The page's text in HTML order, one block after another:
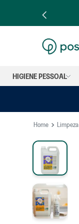
HIGIENE PESSOAL
Limpeza